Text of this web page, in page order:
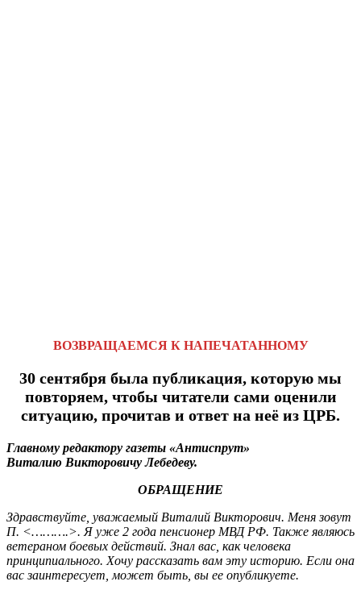
ВОЗВРАЩАЕМСЯ К НАПЕЧАТАННОМУ
30 сентября была публикация, которую мы
повторяем, чтобы читатели сами оценили
ситуацию, прочитав и ответ на неё из ЦРБ.
Главному редактору газеты «Антиспрут»
Виталию Викторовичу Лебедеву.
ОБРАЩЕНИЕ
Здравствуйте, уважаемый Виталий Викторович. Меня зовут
П. <……….>. Я уже 2 года пенсионер МВД РФ. Также являюсь
ветераном боевых действий. Знал вас, как человека
принципиального. Хочу рассказать вам эту историю. Если она
вас заинтересует, может быть, вы ее опубликуете.